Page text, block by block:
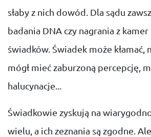
słaby z nich dowód. Dla sądu
badania DNA czy nagrania z kamer
świadków. Świadek może kłamać,
mógł mieć zaburzoną percepcję,
halucynacje...
Świadkowie zyskują na
wielu, a ich zeznania są zgodne.